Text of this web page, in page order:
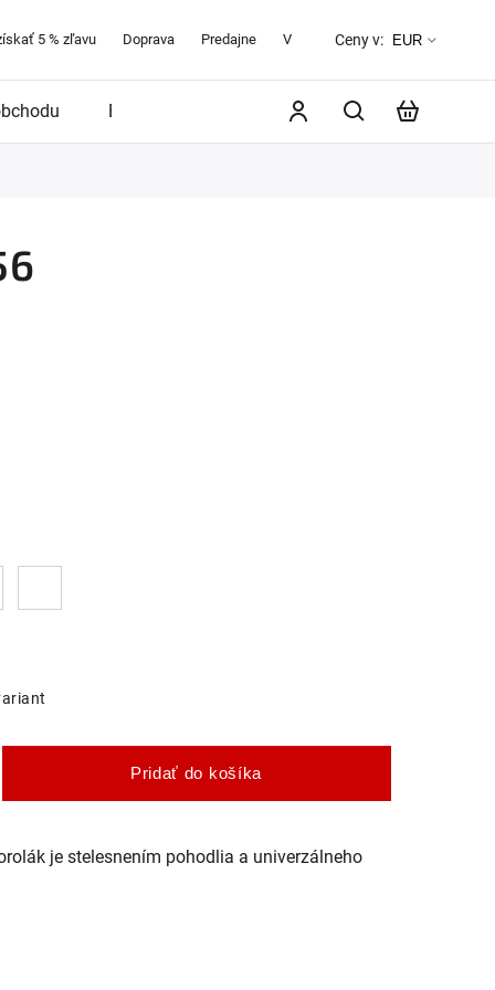
5 % zľavu Doprava Predajne Veľkostná tabuľka O značke
Ceny v: EUR
Blog
Pridať do košíka
je stelesnením pohodlia a univerzálneho